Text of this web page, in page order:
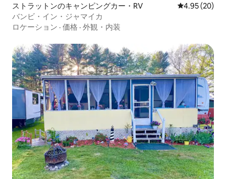
ストラットンのキャンピングカー・RV レビュー20
4.95 (20)
バンビ・イン・ジャマイカ
ロケーション · 価格 · 外観・内装